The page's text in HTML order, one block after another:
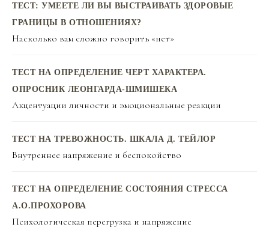
ТЕСТ: УМЕЕТЕ ЛИ ВЫ ВЫСТРАИВАТЬ ЗДОРОВЫЕ
ГРАНИЦЫ В ОТНОШЕНИЯХ?
Насколько вам сложно говорить «нет»
ТЕСТ НА ОПРЕДЕЛЕНИЕ ЧЕРТ ХАРАКТЕРА.
ОПРОСНИК ЛЕОНГАРДА-ШМИШЕКА
Акцентуации личности и эмоциональные реакции
ТЕСТ НА ТРЕВОЖНОСТЬ. ШКАЛА Д. ТЕЙЛОР
Внутреннее напряжение и беспокойство
ТЕСТ НА ОПРЕДЕЛЕНИЕ СОСТОЯНИЯ СТРЕССА
А.О.ПРОХОРОВА
Психологическая перегрузка и напряжение